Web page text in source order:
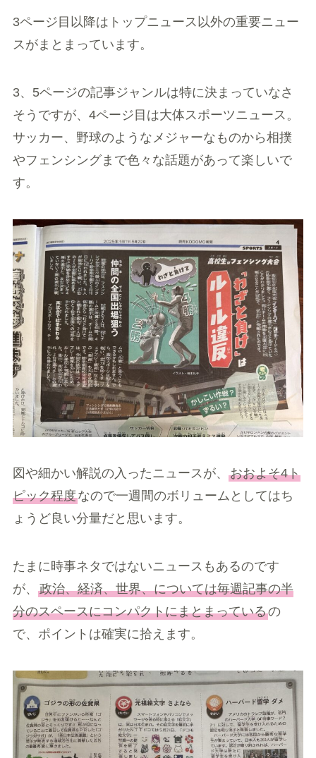
3ページ目以降はトップニュース以外の重要ニュー
スがまとまっています。
3、5ページの記事ジャンルは特に決まっていなさ
そうですが、4ページ目は大体スポーツニュース。
サッカー、野球のようなメジャーなものから相撲
やフェンシングまで色々な話題があって楽しいで
す。
図や細かい解説の入ったニュースが、 おおよそ4ト
ピック程度なので一週間のボリュームとしてはち
ょうど良い分量だと思います。
たまに時事ネタではないニュースもあるのです
が、 政治、経済、世界、については毎週記事の半
分のスペースにコンパクトにまとまっているの
で、ポイントは確実に拾えます。